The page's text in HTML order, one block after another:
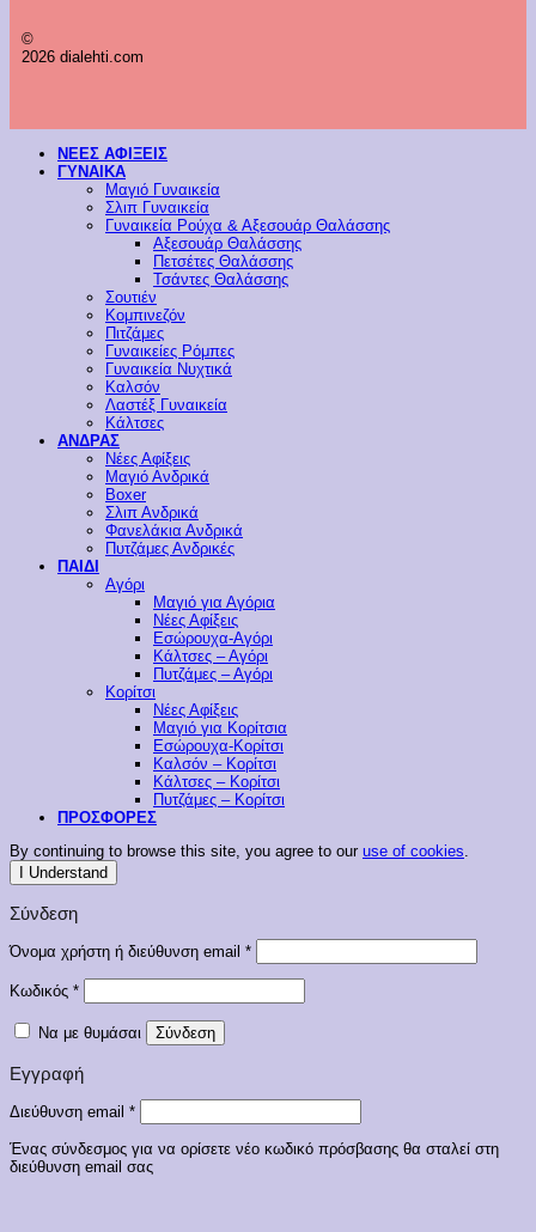
©
2026 dialehti.com
ΝΕΕΣ ΑΦΙΞΕΙΣ
ΓΥΝΑΙΚΑ
Μαγιό Γυναικεία
Σλιπ Γυναικεία
Γυναικεία Ρούχα & Αξεσουάρ Θαλάσσης
Αξεσουάρ Θαλάσσης
Πετσέτες Θαλάσσης
Τσάντες Θαλάσσης
Σουτιέν
Κομπινεζόν
Πιτζάμες
Γυναικείες Ρόμπες
Γυναικεία Νυχτικά
Καλσόν
Λαστέξ Γυναικεία
Κάλτσες
ΑΝΔΡΑΣ
Νέες Αφίξεις
Μαγιό Ανδρικά
Boxer
Σλιπ Ανδρικά
Φανελάκια Ανδρικά
Πυτζάμες Ανδρικές
ΠΑΙΔΙ
Αγόρι
Μαγιό για Αγόρια
Νέες Αφίξεις
Εσώρουχα-Αγόρι
Κάλτσες – Αγόρι
Πυτζάμες – Αγόρι
Κορίτσι
Νέες Αφίξεις
Μαγιό για Κορίτσια
Εσώρουχα-Κορίτσι
Καλσόν – Κορίτσι
Κάλτσες – Κορίτσι
Πυτζάμες – Κορίτσι
ΠΡΟΣΦΟΡΕΣ
By continuing to browse this site, you agree to our use of cookies
I Understand
Σύνδεση
Όνομα χρήστη ή διεύθυνση email *Απαιτείται
Κωδικός *Απαιτείται
Να με θυμάσαι Σύνδεση
Εγγραφή
Διεύθυνση email *Απαιτείται
Ένας σύνδεσμος για να ορίσετε νέο κωδικό πρόσβασης θα σταλεί στη
διεύθυνση email σας